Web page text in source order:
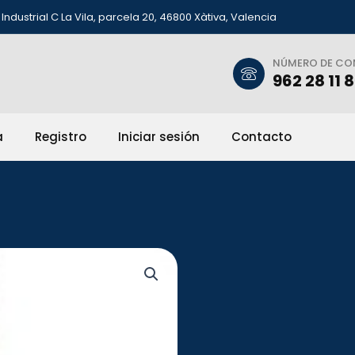
C La Vila, parcela 20, 46800 Xàtiva, Valencia
NÚMERO DE
962 28 11
Registro Iniciar sesión Contacto